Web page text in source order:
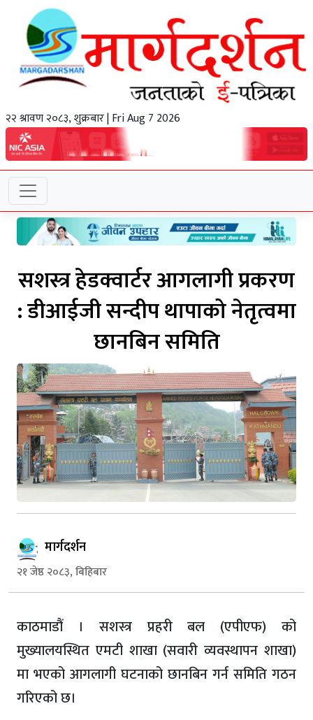
२२ श्रावण २०८३, शुक्रबार | Fri Aug 7 2026
सशस्त्र हेडक्वार्टर आगलागी प्रकरण
: डीआईजी सन्दीप थापाको नेतृत्वमा
छानबिन समिति
मार्गदर्शन
२१ जेष्ठ २०८३, बिहिबार
काठमाडौं । सशस्त्र प्रहरी बल (एपीएफ) को
मुख्यालयस्थित एमटी शाखा (सवारी व्यवस्थापन शाखा)
मा भएको आगलागी घटनाको छानबिन गर्न समिति गठन
गरिएको छ।